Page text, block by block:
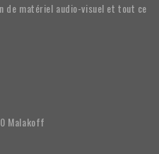
de matériel audio-visuel et tout ce
Malakoff